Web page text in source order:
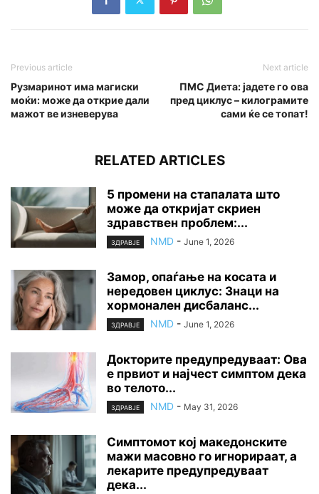
Previous article
Рузмаринот има магиски
моќи: може да открие дали
мажот ве изневерува
Next article
ПМС Диета: јадете го ова
пред циклус – килограмите
сами ќе се топат!
RELATED ARTICLES
5 промени на стапалата што
може да откријат скриен
здравствен проблем:...
ЗДРАВЈЕ NMD - June 1, 2026
Замор, опаѓање на косата и
нередовен циклус: Знаци на
хормонален дисбаланс...
ЗДРАВЈЕ NMD - June 1, 2026
Докторите предупредуваат: Ова
е првиот и најчест симптом дека
во телото...
ЗДРАВЈЕ NMD - May 31, 2026
Симптомот кој македонските
мажи масовно го игнорираат, а
лекарите предупредуваат
дека...